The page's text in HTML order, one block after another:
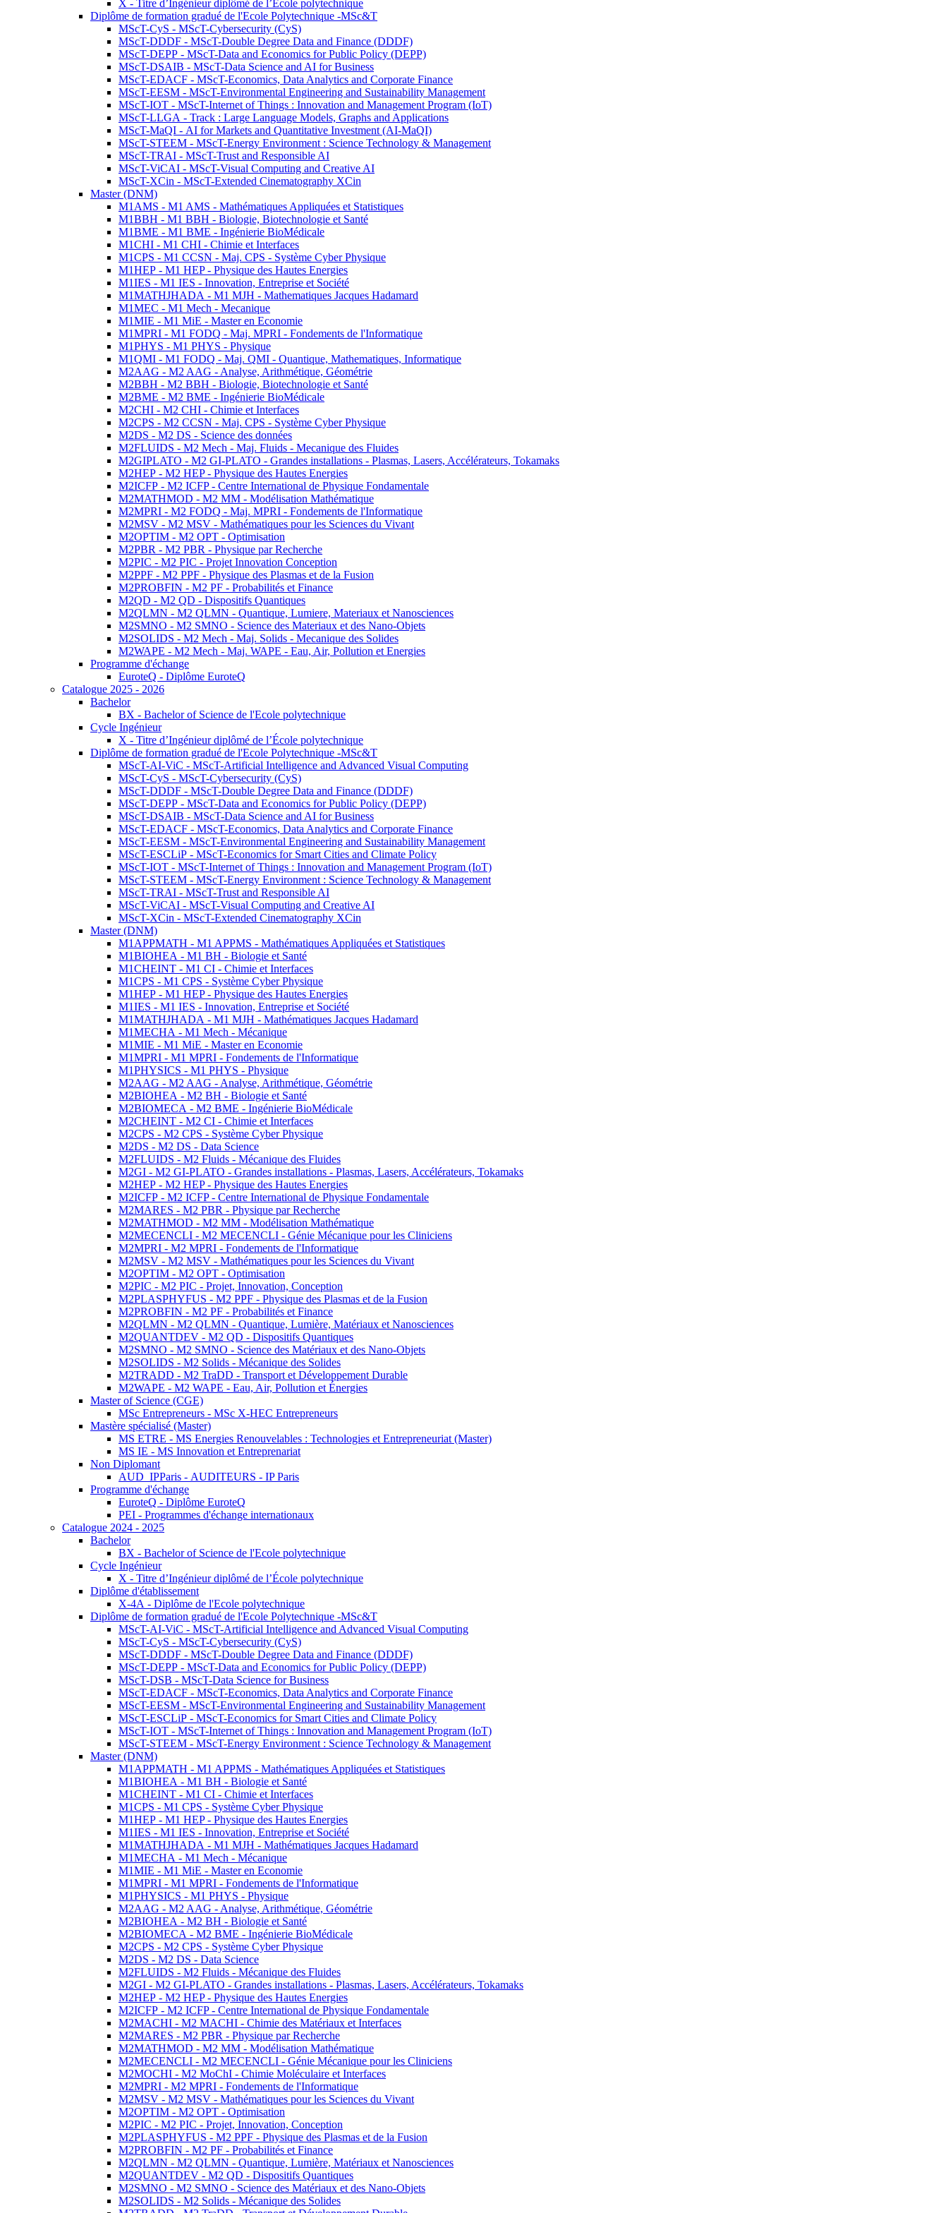
X - Titre d’Ingénieur diplômé de l’École polytechnique
Diplôme de formation gradué de l'Ecole Polytechnique -MSc&T
MScT-CyS - MScT-Cybersecurity (CyS)
MScT-DDDF - MScT-Double Degree Data and Finance (DDDF)
MScT-DEPP - MScT-Data and Economics for Public Policy (DEPP)
MScT-DSAIB - MScT-Data Science and AI for Business
MScT-EDACF - MScT-Economics, Data Analytics and Corporate Finance
MScT-EESM - MScT-Environmental Engineering and Sustainability Management
MScT-IOT - MScT-Internet of Things : Innovation and Management Program (IoT)
MScT-LLGA - Track : Large Language Models, Graphs and Applications
MScT-MaQI - AI for Markets and Quantitative Investment (AI-MaQI)
MScT-STEEM - MScT-Energy Environment : Science Technology & Management
MScT-TRAI - MScT-Trust and Responsible AI
MScT-ViCAI - MScT-Visual Computing and Creative AI
MScT-XCin - MScT-Extended Cinematography XCin
Master (DNM)
M1AMS - M1 AMS - Mathématiques Appliquées et Statistiques
M1BBH - M1 BBH - Biologie, Biotechnologie et Santé
M1BME - M1 BME - Ingénierie BioMédicale
M1CHI - M1 CHI - Chimie et Interfaces
M1CPS - M1 CCSN - Maj. CPS - Système Cyber Physique
M1HEP - M1 HEP - Physique des Hautes Energies
M1IES - M1 IES - Innovation, Entreprise et Société
M1MATHJHADA - M1 MJH - Mathematiques Jacques Hadamard
M1MEC - M1 Mech - Mecanique
M1MIE - M1 MiE - Master en Economie
M1MPRI - M1 FODQ - Maj. MPRI - Fondements de l'Informatique
M1PHYS - M1 PHYS - Physique
M1QMI - M1 FODQ - Maj. QMI - Quantique, Mathematiques, Informatique
M2AAG - M2 AAG - Analyse, Arithmétique, Géométrie
M2BBH - M2 BBH - Biologie, Biotechnologie et Santé
M2BME - M2 BME - Ingénierie BioMédicale
M2CHI - M2 CHI - Chimie et Interfaces
M2CPS - M2 CCSN - Maj. CPS - Système Cyber Physique
M2DS - M2 DS - Science des données
M2FLUIDS - M2 Mech - Maj. Fluids - Mecanique des Fluides
M2GIPLATO - M2 GI-PLATO - Grandes installations - Plasmas, Lasers, Accélérateurs, Tokamaks
M2HEP - M2 HEP - Physique des Hautes Energies
M2ICFP - M2 ICFP - Centre International de Physique Fondamentale
M2MATHMOD - M2 MM - Modélisation Mathématique
M2MPRI - M2 FODQ - Maj. MPRI - Fondements de l'Informatique
M2MSV - M2 MSV - Mathématiques pour les Sciences du Vivant
M2OPTIM - M2 OPT - Optimisation
M2PBR - M2 PBR - Physique par Recherche
M2PIC - M2 PIC - Projet Innovation Conception
M2PPF - M2 PPF - Physique des Plasmas et de la Fusion
M2PROBFIN - M2 PF - Probabilités et Finance
M2QD - M2 QD - Dispositifs Quantiques
M2QLMN - M2 QLMN - Quantique, Lumiere, Materiaux et Nanosciences
M2SMNO - M2 SMNO - Science des Materiaux et des Nano-Objets
M2SOLIDS - M2 Mech - Maj. Solids - Mecanique des Solides
M2WAPE - M2 Mech - Maj. WAPE - Eau, Air, Pollution et Energies
Programme d'échange
EuroteQ - Diplôme EuroteQ
Catalogue 2025 - 2026
Bachelor
BX - Bachelor of Science de l'Ecole polytechnique
Cycle Ingénieur
X - Titre d’Ingénieur diplômé de l’École polytechnique
Diplôme de formation gradué de l'Ecole Polytechnique -MSc&T
MScT-AI-ViC - MScT-Artificial Intelligence and Advanced Visual Computing
MScT-CyS - MScT-Cybersecurity (CyS)
MScT-DDDF - MScT-Double Degree Data and Finance (DDDF)
MScT-DEPP - MScT-Data and Economics for Public Policy (DEPP)
MScT-DSAIB - MScT-Data Science and AI for Business
MScT-EDACF - MScT-Economics, Data Analytics and Corporate Finance
MScT-EESM - MScT-Environmental Engineering and Sustainability Management
MScT-ESCLiP - MScT-Economics for Smart Cities and Climate Policy
MScT-IOT - MScT-Internet of Things : Innovation and Management Program (IoT)
MScT-STEEM - MScT-Energy Environment : Science Technology & Management
MScT-TRAI - MScT-Trust and Responsible AI
MScT-ViCAI - MScT-Visual Computing and Creative AI
MScT-XCin - MScT-Extended Cinematography XCin
Master (DNM)
M1APPMATH - M1 APPMS - Mathématiques Appliquées et Statistiques
M1BIOHEA - M1 BH - Biologie et Santé
M1CHEINT - M1 CI - Chimie et Interfaces
M1CPS - M1 CPS - Système Cyber Physique
M1HEP - M1 HEP - Physique des Hautes Energies
M1IES - M1 IES - Innovation, Entreprise et Société
M1MATHJHADA - M1 MJH - Mathématiques Jacques Hadamard
M1MECHA - M1 Mech - Mécanique
M1MIE - M1 MiE - Master en Economie
M1MPRI - M1 MPRI - Fondements de l'Informatique
M1PHYSICS - M1 PHYS - Physique
M2AAG - M2 AAG - Analyse, Arithmétique, Géométrie
M2BIOHEA - M2 BH - Biologie et Santé
M2BIOMECA - M2 BME - Ingénierie BioMédicale
M2CHEINT - M2 CI - Chimie et Interfaces
M2CPS - M2 CPS - Système Cyber Physique
M2DS - M2 DS - Data Science
M2FLUIDS - M2 Fluids - Mécanique des Fluides
M2GI - M2 GI-PLATO - Grandes installations - Plasmas, Lasers, Accélérateurs, Tokamaks
M2HEP - M2 HEP - Physique des Hautes Energies
M2ICFP - M2 ICFP - Centre International de Physique Fondamentale
M2MARES - M2 PBR - Physique par Recherche
M2MATHMOD - M2 MM - Modélisation Mathématique
M2MECENCLI - M2 MECENCLI - Génie Mécanique pour les Cliniciens
M2MPRI - M2 MPRI - Fondements de l'Informatique
M2MSV - M2 MSV - Mathématiques pour les Sciences du Vivant
M2OPTIM - M2 OPT - Optimisation
M2PIC - M2 PIC - Projet, Innovation, Conception
M2PLASPHYFUS - M2 PPF - Physique des Plasmas et de la Fusion
M2PROBFIN - M2 PF - Probabilités et Finance
M2QLMN - M2 QLMN - Quantique, Lumière, Matériaux et Nanosciences
M2QUANTDEV - M2 QD - Dispositifs Quantiques
M2SMNO - M2 SMNO - Science des Matériaux et des Nano-Objets
M2SOLIDS - M2 Solids - Mécanique des Solides
M2TRADD - M2 TraDD - Transport et Développement Durable
M2WAPE - M2 WAPE - Eau, Air, Pollution et Énergies
Master of Science (CGE)
MSc Entrepreneurs - MSc X-HEC Entrepreneurs
Mastère spécialisé (Master)
MS ETRE - MS Energies Renouvelables : Technologies et Entrepreneuriat (Master)
MS IE - MS Innovation et Entreprenariat
Non Diplomant
AUD_IPParis - AUDITEURS - IP Paris
Programme d'échange
EuroteQ - Diplôme EuroteQ
PEI - Programmes d'échange internationaux
Catalogue 2024 - 2025
Bachelor
BX - Bachelor of Science de l'Ecole polytechnique
Cycle Ingénieur
X - Titre d’Ingénieur diplômé de l’École polytechnique
Diplôme d'établissement
X-4A - Diplôme de l'Ecole polytechnique
Diplôme de formation gradué de l'Ecole Polytechnique -MSc&T
MScT-AI-ViC - MScT-Artificial Intelligence and Advanced Visual Computing
MScT-CyS - MScT-Cybersecurity (CyS)
MScT-DDDF - MScT-Double Degree Data and Finance (DDDF)
MScT-DEPP - MScT-Data and Economics for Public Policy (DEPP)
MScT-DSB - MScT-Data Science for Business
MScT-EDACF - MScT-Economics, Data Analytics and Corporate Finance
MScT-EESM - MScT-Environmental Engineering and Sustainability Management
MScT-ESCLiP - MScT-Economics for Smart Cities and Climate Policy
MScT-IOT - MScT-Internet of Things : Innovation and Management Program (IoT)
MScT-STEEM - MScT-Energy Environment : Science Technology & Management
Master (DNM)
M1APPMATH - M1 APPMS - Mathématiques Appliquées et Statistiques
M1BIOHEA - M1 BH - Biologie et Santé
M1CHEINT - M1 CI - Chimie et Interfaces
M1CPS - M1 CPS - Système Cyber Physique
M1HEP - M1 HEP - Physique des Hautes Energies
M1IES - M1 IES - Innovation, Entreprise et Société
M1MATHJHADA - M1 MJH - Mathématiques Jacques Hadamard
M1MECHA - M1 Mech - Mécanique
M1MIE - M1 MiE - Master en Economie
M1MPRI - M1 MPRI - Fondements de l'Informatique
M1PHYSICS - M1 PHYS - Physique
M2AAG - M2 AAG - Analyse, Arithmétique, Géométrie
M2BIOHEA - M2 BH - Biologie et Santé
M2BIOMECA - M2 BME - Ingénierie BioMédicale
M2CPS - M2 CPS - Système Cyber Physique
M2DS - M2 DS - Data Science
M2FLUIDS - M2 Fluids - Mécanique des Fluides
M2GI - M2 GI-PLATO - Grandes installations - Plasmas, Lasers, Accélérateurs, Tokamaks
M2HEP - M2 HEP - Physique des Hautes Energies
M2ICFP - M2 ICFP - Centre International de Physique Fondamentale
M2MACHI - M2 MACHI - Chimie des Matériaux et Interfaces
M2MARES - M2 PBR - Physique par Recherche
M2MATHMOD - M2 MM - Modélisation Mathématique
M2MECENCLI - M2 MECENCLI - Génie Mécanique pour les Cliniciens
M2MOCHI - M2 MoChI - Chimie Moléculaire et Interfaces
M2MPRI - M2 MPRI - Fondements de l'Informatique
M2MSV - M2 MSV - Mathématiques pour les Sciences du Vivant
M2OPTIM - M2 OPT - Optimisation
M2PIC - M2 PIC - Projet, Innovation, Conception
M2PLASPHYFUS - M2 PPF - Physique des Plasmas et de la Fusion
M2PROBFIN - M2 PF - Probabilités et Finance
M2QLMN - M2 QLMN - Quantique, Lumière, Matériaux et Nanosciences
M2QUANTDEV - M2 QD - Dispositifs Quantiques
M2SMNO - M2 SMNO - Science des Matériaux et des Nano-Objets
M2SOLIDS - M2 Solids - Mécanique des Solides